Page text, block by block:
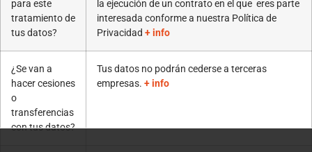
para este
tratamiento de
tus datos?
la ejecución de un contrato en el que eres parte
interesada conforme a nuestra Política de
Privacidad + info
¿Se van a
hacer cesiones
o
transferencias
con tus datos?
Tus datos no podrán cederse a terceras
empresas. + info